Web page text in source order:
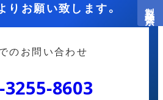
りお願い致します。
のお問い合わせ
3255-8603